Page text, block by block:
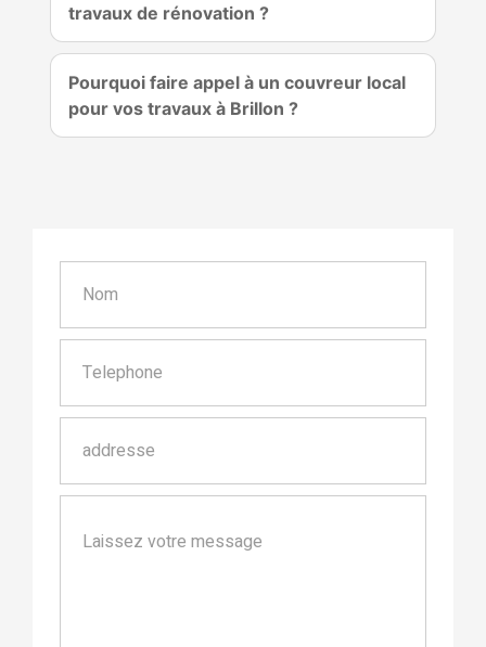
travaux de rénovation ?
Pourquoi faire appel à un couvreur local
pour vos travaux à Brillon ?